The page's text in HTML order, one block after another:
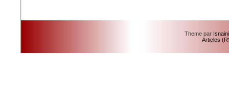
Theme par
Articles